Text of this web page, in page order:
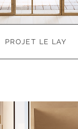
PROJET LE LAY